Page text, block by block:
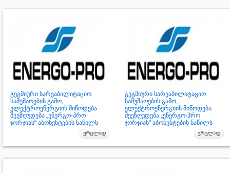
გეგმიური სარეაბილიტაციო
სამუშაოების გამო,
ელექტროენერგიის მიწოდება
შეეზღუდება „ენერგო-პრო
ჯორჯიას“ აბონენტების ნაწილს
გეგმიური სარეაბილიტაციო
სამუშაოების გამო,
ელექტროენერგიის მიწოდება
შეეზღუდება „ენერგო-პრო
ჯორჯიას“ აბონენტების ნაწილს